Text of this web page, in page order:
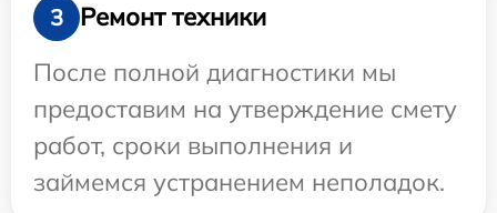
3
Ремонт техники
После полной диагностики мы
предоставим на утверждение смету
работ, сроки выполнения и
займемся устранением неполадок.